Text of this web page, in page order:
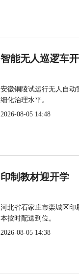
智能无人巡逻车
安徽铜陵试运行无人自动
细化治理水平。
2026-08-05 14:48
印制教材迎开学
河北省石家庄市栾城区印
本按时配送到位。
2026-08-05 14:38